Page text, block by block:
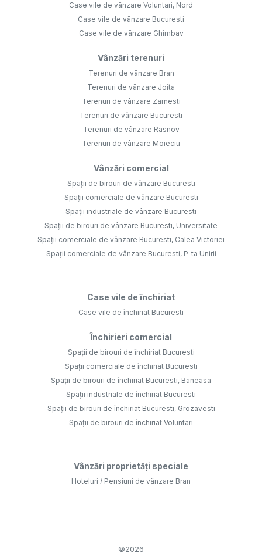
Case vile de vânzare Voluntari, Nord
Case vile de vânzare Bucuresti
Case vile de vânzare Ghimbav
Vânzări terenuri
Terenuri de vânzare Bran
Terenuri de vânzare Joita
Terenuri de vânzare Zarnesti
Terenuri de vânzare Bucuresti
Terenuri de vânzare Rasnov
Terenuri de vânzare Moieciu
Vânzări comercial
Spații de birouri de vânzare Bucuresti
Spații comerciale de vânzare Bucuresti
Spații industriale de vânzare Bucuresti
Spații de birouri de vânzare Bucuresti, Universitate
Spații comerciale de vânzare Bucuresti, Calea Victoriei
Spații comerciale de vânzare Bucuresti, P-ta Unirii
Case vile de închiriat
Case vile de închiriat Bucuresti
Închirieri comercial
Spații de birouri de închiriat Bucuresti
Spații comerciale de închiriat Bucuresti
Spații de birouri de închiriat Bucuresti, Baneasa
Spații industriale de închiriat Bucuresti
Spații de birouri de închiriat Bucuresti, Grozavesti
Spații de birouri de închiriat Voluntari
Vânzări proprietăți speciale
Hoteluri / Pensiuni de vânzare Bran
©2026